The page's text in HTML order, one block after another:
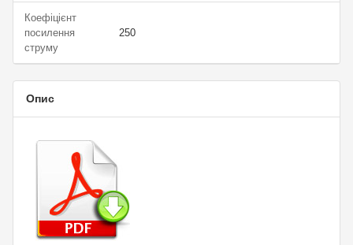
Коефіцієнт
посилення
струму
250
Опис